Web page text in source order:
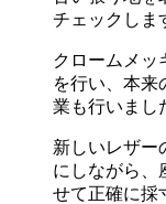
チェックしま
クロームメッ
を行い、本来
業も行いまし
新しいレザー
にしながら、
せて正確に採